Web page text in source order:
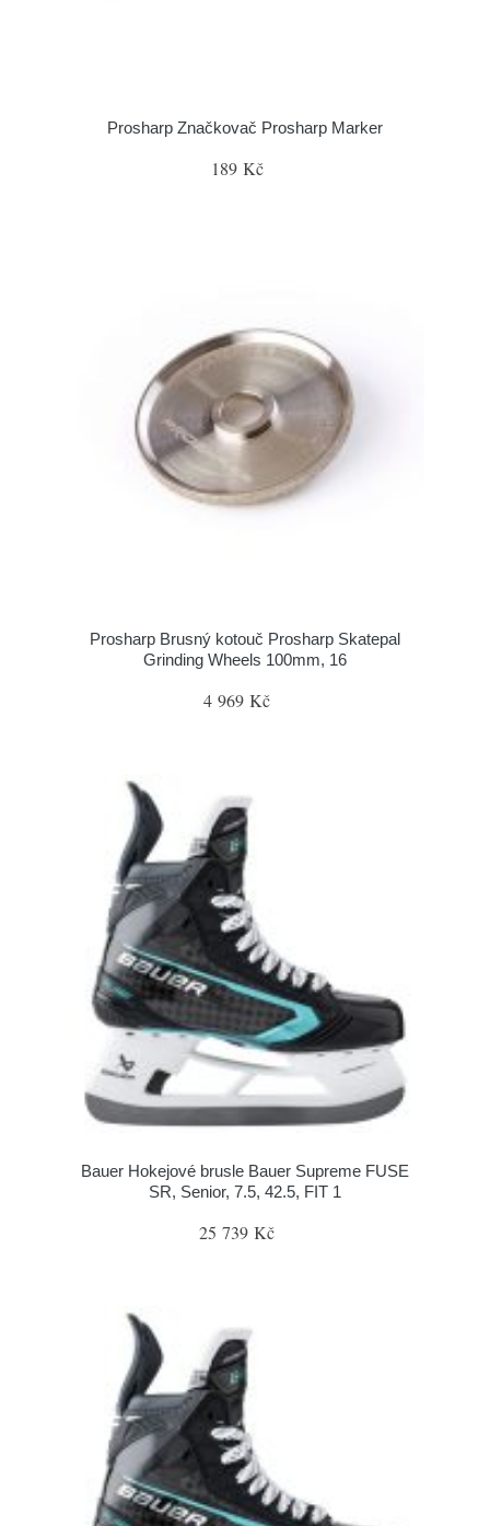
Prosharp Značkovač Prosharp Marker
189 Kč
Prosharp Brusný kotouč Prosharp Skatepal
Grinding Wheels 100mm, 16
4 969 Kč
Bauer Hokejové brusle Bauer Supreme FUSE
SR, Senior, 7.5, 42.5, FIT 1
25 739 Kč